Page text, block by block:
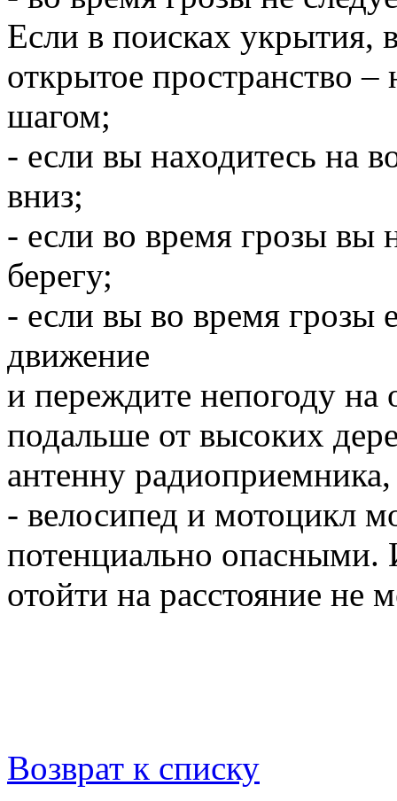
Если в поисках укрытия,
открытое пространство
шагом;
- если вы находитесь на
вниз;
- если во время грозы вы
берегу;
- если вы во время грозы
движение
и переждите непогоду на
подальше от высоких
антенну радиоприемника,
- велосипед и мотоцикл
потенциально опасными.
отойти на расстояние не
Возврат к списку